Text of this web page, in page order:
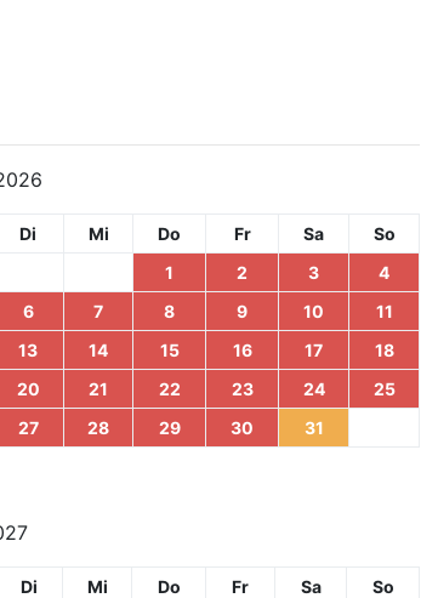
Di Mi Do Fr Sa
So
1
2 3
4
6 7 8 9 10
11
13 14 15 16 17
18
20 21 22 23 24
25
27 28 29 30 31
Di Mi Do Fr Sa
So